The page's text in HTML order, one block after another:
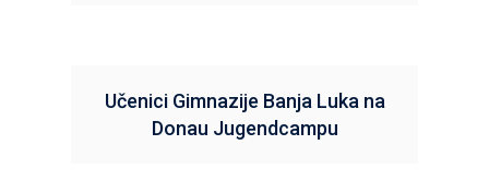
Učenici Gimnazije Banja Luka na
Donau Jugendcampu